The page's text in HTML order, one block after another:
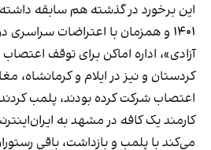
این برخورد در گذشته هم سابقه
۱۴۰۱ و همزمان با اعتراضات
آزادی»، اداره اماکن برای توقف
کردستان و نیز در ایلام و کرمانشاه،
اعتصاب شرکت کرده بودند، پلمب
کارمند یک کافه در مشهد به
می‌کند با پلمب و بازداشت، باقی